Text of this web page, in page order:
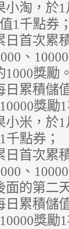
小淘，於
1千點券
日首次累
、
1000獎勵
日累積儲
獎勵
小米，於
千點券；
日首次累
、
面的第二
日累積儲
獎勵